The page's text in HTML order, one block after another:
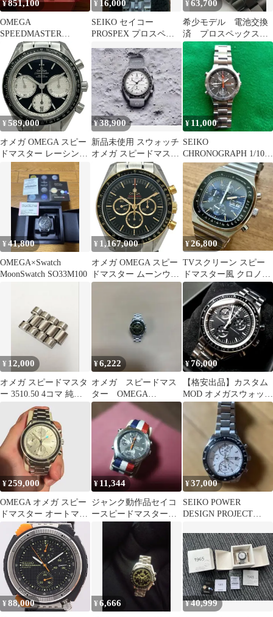
¥851,100
OMEGA
SPEEDMASTE R
PROFESSIONAL
¥ 16,000
SEIKO セイコー
PROSPEX プロスペッ
¥63,700
希少モデル 電池交換
済 プロスペックス
セイコー オールブラ
ックチタン 電波時計
¥ 589,000
オメガ OMEGA スピー
ドマスター レーシング
コーアクシャル クロノ
メーター クロノグラフ
326.30.40.50.01.002 ブ
ラック ステンレススチ
ール 自動巻き メンズ
腕時計
¥38,900
新品未使用 スウォッチ
オメガ スピードマスタ
ームーンウォッチ 1965
¥ 11,000
SEIKO
CHRONOGRAPH 1/100
秒メンズ腕時計スピー
ドマスター
¥41,800
OMEGA×Swatch
MoonSwatch SO33M100
¥ 1,167,000
オメガ OMEGA スピー
ドマスター ムーンウォ
ッチ クロノグラフ
レススチール 手巻き メ
ンズ 腕時計
¥26,800
TVスクリーン スピー
ドマスター風 クロノグ
ラフ
¥ 12,000
オメガ スピードマスタ
ー 3510.50 4コマ 純正
¥6,222
オメガ スピードマス
ター OMEGA
Speedmaster ピンバッジ
¥76,000
【格安出品】カスタム
MOD オメガスウォッチ
MOON ムーン ムーンス
ウォッチ
¥259,000
OMEGA オメガ スピー
ドマスター オートマチ
¥ 11,344
ジャンク動作品セイコ
ースピードマスター
1/100秒クロノグラフト
¥37,000
SEIKO POWER
DESIGN PROJECT
¥88,000 ¥6,666 ¥40,999